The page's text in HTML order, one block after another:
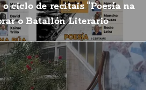
ciclo de recitais "Poesía na
o Batallón Literario